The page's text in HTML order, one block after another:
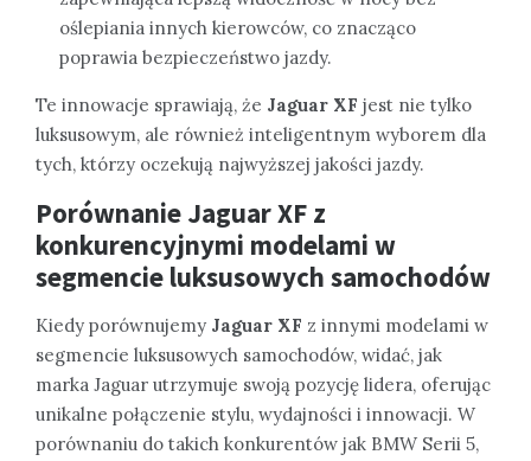
oślepiania innych kierowców, co znacząco
poprawia bezpieczeństwo jazdy.
Te innowacje sprawiają, że Jaguar XF jest nie tylko
luksusowym, ale również inteligentnym wyborem dla
tych, którzy oczekują najwyższej jakości jazdy.
Porównanie Jaguar XF z
konkurencyjnymi modelami w
segmencie luksusowych samochodów
Kiedy porównujemy Jaguar XF z innymi modelami w
segmencie luksusowych samochodów, widać, jak
marka Jaguar utrzymuje swoją pozycję lidera, oferując
unikalne połączenie stylu, wydajności i innowacji. W
porównaniu do takich konkurentów jak BMW Serii 5,